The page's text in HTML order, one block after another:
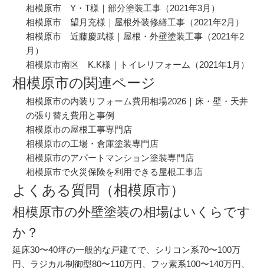
相模原市 Y・T様｜部分塗装工事 （2021年3月）
相模原市 望月充様｜屋根外装修繕工事 （2021年2月）
相模原市 近藤慶武様｜屋根・外壁塗装工事 （2021年2
月）
相模原市南区 K.K様｜トイレリフォーム
（2021年1月）
相模原市の関連ページ
相模原市の内装リフォーム費用相場2026｜床・壁・天井
の張り替え費用と事例
相模原市の屋根工事専門店
相模原市の工場・倉庫塗装専門店
相模原市のアパートマンション塗装専門店
相模原市で火災保険を利用できる屋根工事店
よくある質問（相模原市）
相模原市の外壁塗装の相場はいくらです
か？
延床30〜40坪の一般的な戸建てで、シリコン系70〜100万
円、ラジカル制御型80〜110万円、フッ素系100〜140万円、